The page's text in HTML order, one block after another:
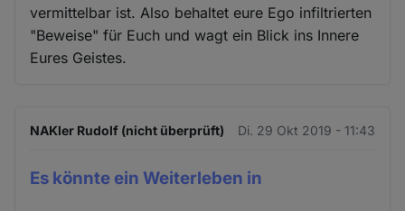
vermittelbar ist. Also behaltet eure Ego infiltrierten
"Beweise" für Euch und wagt ein Blick ins Innere
Eures Geistes.
NAKler Rudolf (nicht überprüft) Di. 29 Okt 2019 - 11:43
Es könnte ein Weiterleben in